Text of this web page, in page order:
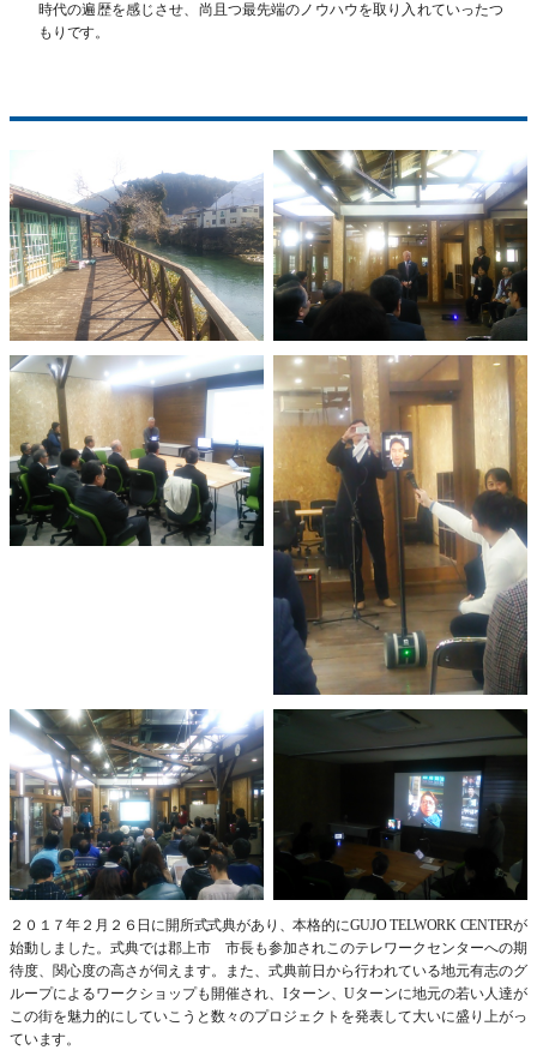
時代の遍歴を感じさせ、尚且つ最先端のノウハウを取り入れていったつ
もりです。
２０１７年２月２６日に開所式式典があり、本格的にGUJO TELWORK CENTERが
始動しました。式典では郡上市 市長も参加されこのテレワークセンターへの期
待度、関心度の高さが伺えます。また、式典前日から行われている地元有志のグ
ループによるワークショップも開催され、Iターン、Uターンに地元の若い人達が
この街を魅力的にしていこうと数々のプロジェクトを発表して大いに盛り上がっ
ています。